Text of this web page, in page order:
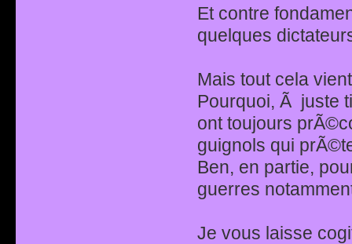
Et contre
quelques
Mais tout cela
Pourquoi, Ã juste
ont toujours
guignols qui
Ben, en partie,
guerres
Je vous laisse